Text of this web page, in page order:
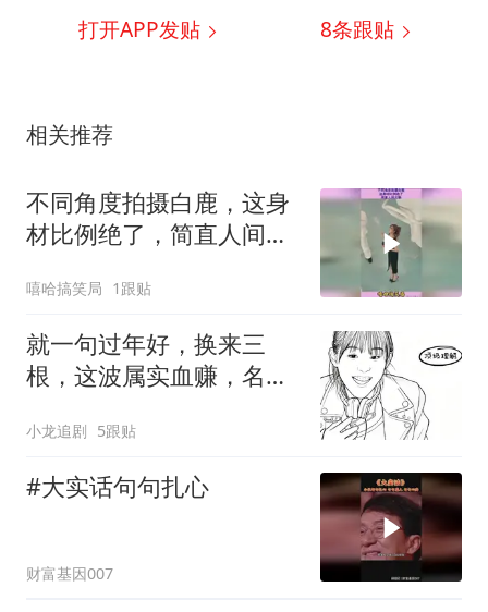
打开APP发贴 8条跟贴
相关推荐
不同角度拍摄白鹿，这身
材比例绝了，简直人间尤
嘻哈搞笑局 1跟贴
就一句过年好，换来三
根，这波属实血赚，名场
小龙追剧 5跟贴
#大实话句句扎心
财富基因007